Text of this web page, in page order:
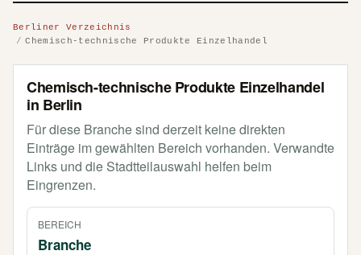
Berliner Verzeichnis
Chemisch-technische Produkte Einzelhandel
Chemisch-technische Produkte Einzelhandel
in Berlin
Für diese Branche sind derzeit keine direkten
Einträge im gewählten Bereich vorhanden. Verwandte
Links und die Stadtteilauswahl helfen beim
Eingrenzen.
BEREICH
Branche